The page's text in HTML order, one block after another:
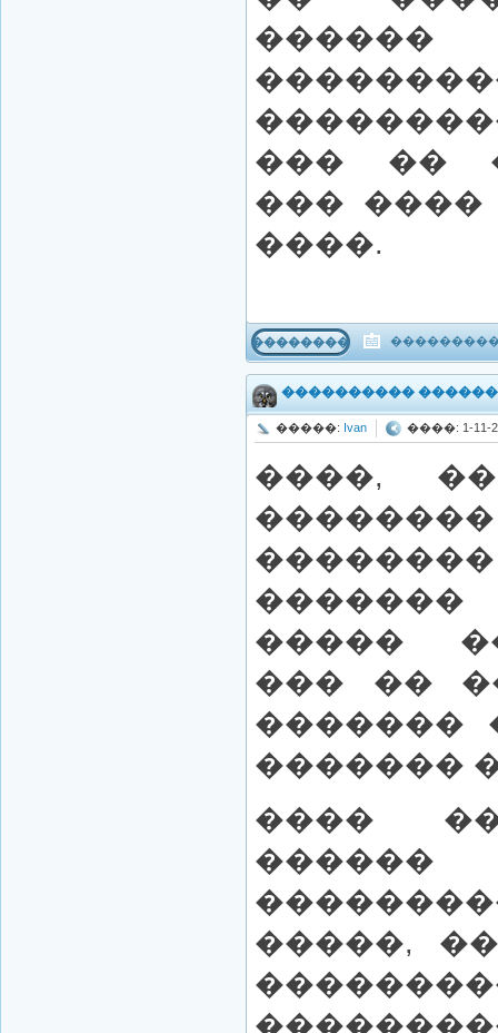
��� ��
��� ����
����.
���������
����������
�����: Ivan ����: 1-11-
����,
�����
��� ��
�������
�������
����
�����,